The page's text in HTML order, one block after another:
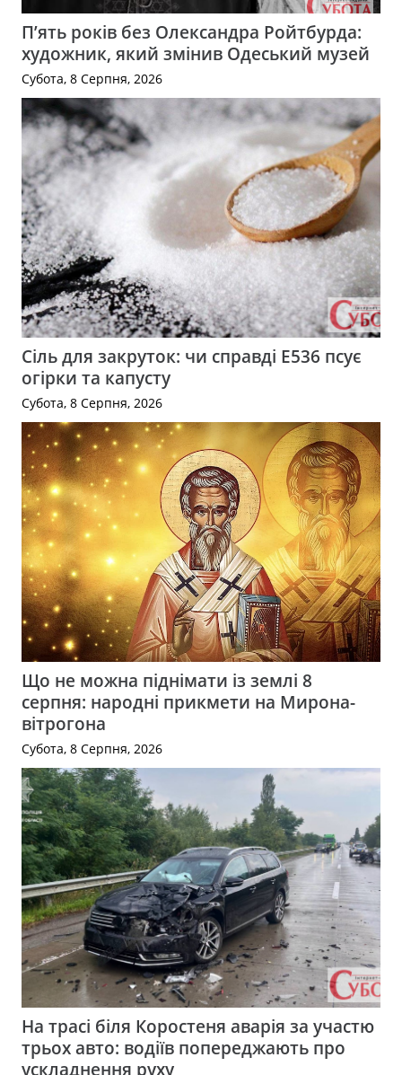
П’ять років без Олександра Ройтбурда:
художник, який змінив Одеський музей
Субота, 8 Серпня, 2026
Сіль для закруток: чи справді Е536 псує
огірки та капусту
Субота, 8 Серпня, 2026
Що не можна піднімати із землі 8
серпня: народні прикмети на Мирона-
вітрогона
Субота, 8 Серпня, 2026
На трасі біля Коростеня аварія за участю
трьох авто: водіїв попереджають про
ускладнення руху